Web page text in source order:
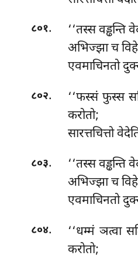
८०१. ‘‘तस्सवड्ढन्ति
अभिज्झा च
एवमाचिनतो
८०२. ‘‘फस्संफुस्स
करोतो;
सारत्तचित्तो
८०३.
‘‘तस्स
अभिज्झा च
एवमाचिनतो
८०४.
‘‘धम्मं ञत्वा
करोतो;